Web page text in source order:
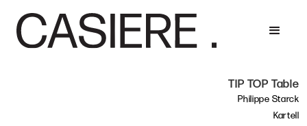
TIP TOP Table
Philippe Starck
Kartell